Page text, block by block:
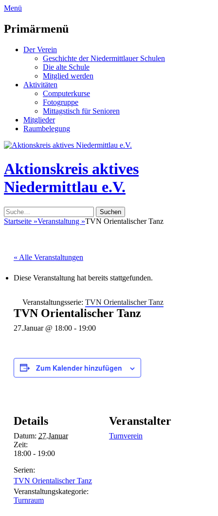
zum
überspringen
Menü
Primärmenü
Der Verein
Geschichte der Niedermittlauer Schulen
Die alte Schule
Mitglied werden
Aktivitäten
Computerkurse
Fotogruppe
Mittagstisch für Senioren
Mitglieder
Raumbelegung
Header
Aktionskreis aktives
Niedermittlau e.V.
Suche
nach:
Startseite »Veranstaltung »TVN Orientalischer Tanz
« Alle Veranstaltungen
Diese Veranstaltung hat bereits stattgefunden.
Veranstaltungsserie: TVN Orientalischer Tanz
TVN Orientalischer Tanz
27.Januar @ 18:00 - 19:00
Zum Kalender hinzufügen
Details
Datum: 27.Januar
Zeit:
18:00 - 19:00
Serien:
TVN Orientalischer Tanz
Veranstaltungskategorie:
Turnraum
Veranstalter
Turnverein